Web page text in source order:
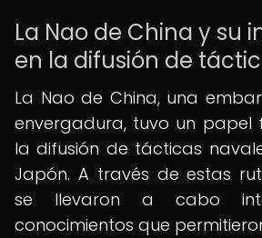
La Nao de China y su
en la difusión de
La Nao de China, una
envergadura, tuvo un papel
la difusión de tácticas
Japón. A través de estas
se llevaron a cabo
conocimientos que